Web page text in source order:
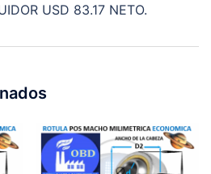
USD 83.17 NETO.